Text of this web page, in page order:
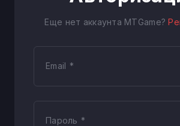
Еще нет аккаунта MTGame?
Email *
Пароль *